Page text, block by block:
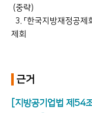
(중략)
3. 「한국지방재정공
제회
근거
[지방공기업법 제54